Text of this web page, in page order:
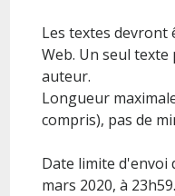
Les textes devront
Web. Un seul
auteur.
Longueur
compris), pas de
Date limite d'envoi
mars 2020, à 23h59.